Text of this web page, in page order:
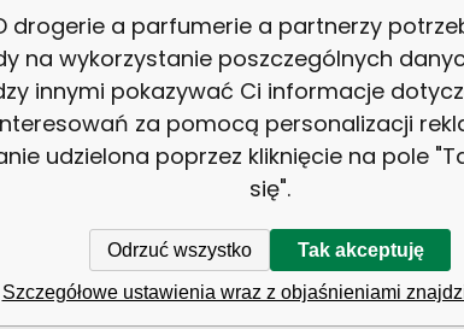
31764
8594020880695
Jenny Lane Korektor z
drogerie a parfumerie a partnerzy
na wykorzystanie poszczególnych
innymi pokazywać Ci informacje
za pomocą personalizacji
udzielona poprzez kliknięcie na pole
się".
Odrzuć wszystko Tak akceptuję
Szczegółowe ustawienia wraz z objaśnieniami